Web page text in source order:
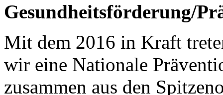
Gesundheitsförderung/
Mit dem 2016 in Kraft
wir eine Nationale
zusammen aus den